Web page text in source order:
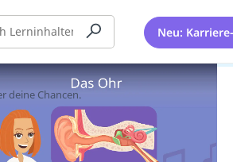
Neu:
sich!
deine Chancen.